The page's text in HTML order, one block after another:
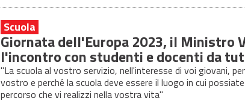
Scuola
Giornata dell'Europa 2023, il Ministro
l'incontro con studenti e docenti da
"La scuola al vostro servizio, nell'interesse di voi giovani,
vostro e perché la scuola deve essere il luogo in cui
percorso che vi realizzi nella vostra vita"